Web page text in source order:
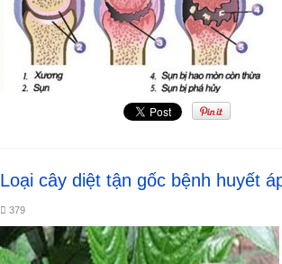
Loại cây diệt tận gốc bệnh huyết
379